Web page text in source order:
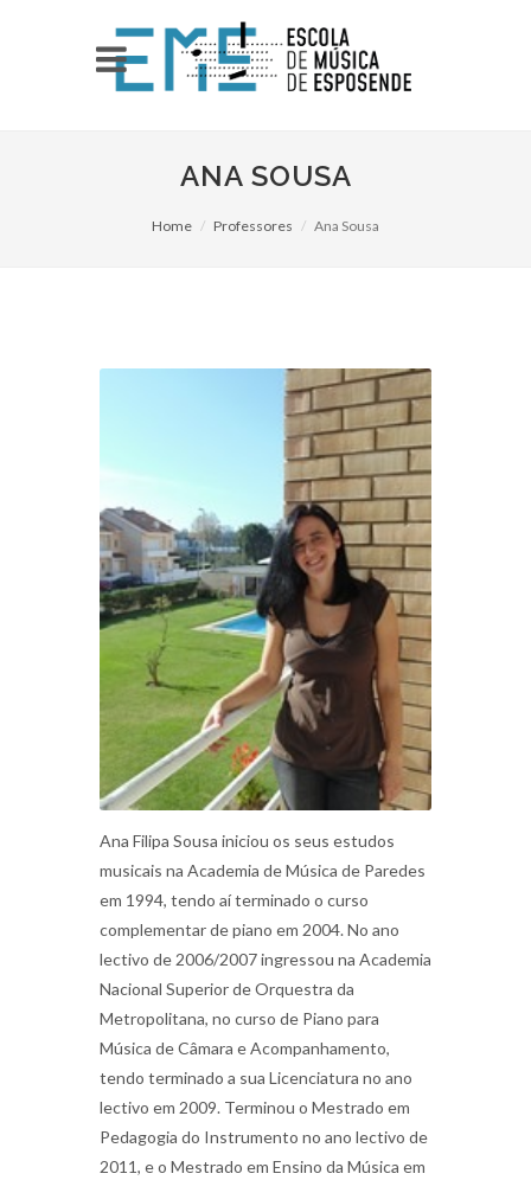
ANA SOUSA
Home Professores Ana Sousa
Ana Filipa Sousa iniciou os seus estudos
musicais na Academia de Música de Paredes
em 1994, tendo aí terminado o curso
complementar de piano em 2004. No ano
lectivo de 2006/2007 ingressou na Academia
Nacional Superior de Orquestra da
Metropolitana, no curso de Piano para
Música de Câmara e Acompanhamento,
tendo terminado a sua Licenciatura no ano
lectivo em 2009. Terminou o Mestrado em
Pedagogia do Instrumento no ano lectivo de
2011, e o Mestrado em Ensino da Música em